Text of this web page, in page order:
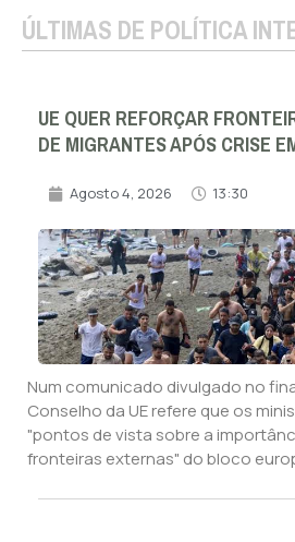
ÚLTIMAS DE POLÍTICA
UE QUER REFORÇAR
DE MIGRANTES APÓS CRISE
Agosto 4, 2026 13:30
Num comunicado divulgado no
Conselho da UE refere que os
"pontos de vista sobre a
fronteiras externas" do bloco